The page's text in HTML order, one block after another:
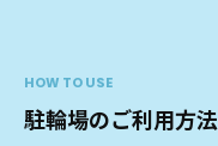
HOW TO USE
駐輪場のご利用方法